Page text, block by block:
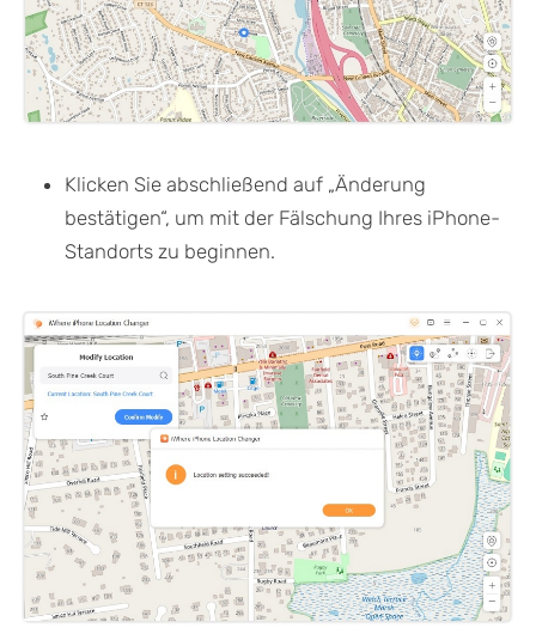
Klicken Sie abschließend auf „Änderung
bestätigen“, um mit der Fälschung Ihres iPhone-
Standorts zu beginnen.